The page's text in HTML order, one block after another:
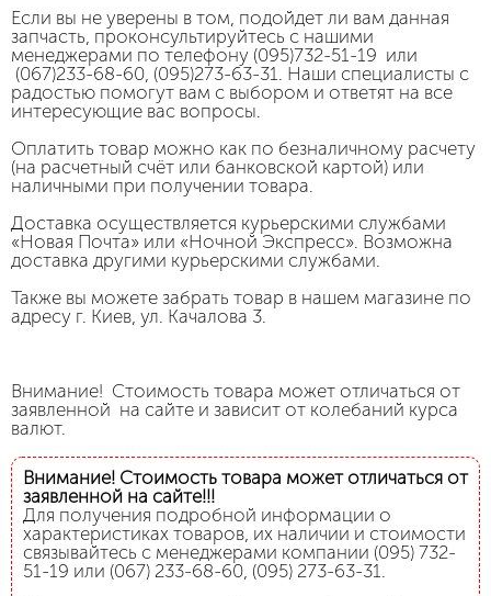
Если вы не уверены в том, подойдет ли вам данная
запчасть, проконсультируйтесь с нашими
менеджерами по телефону (095)732-51-19 или
(067)233-68-60, (095)273-63-31. Наши специалисты с
радостью помогут вам с выбором и ответят на все
интересующие вас вопросы.
Оплатить товар можно как по безналичному расчету
(на расчетный счёт или банковской картой) или
наличными при получении товара.
Доставка осуществляется курьерскими службами
«Новая Почта» или «Ночной Экспресс». Возможна
доставка другими курьерскими службами.
Также вы можете забрать товар в нашем магазине по
адресу г. Киев, ул. Качалова 3.
Внимание! Стоимость товара может отличаться от
заявленной на сайте и зависит от колебаний курса
валют.
Внимание! Стоимость товара может отличаться от
заявленной на сайте!!!
Для получения подробной информации о
характеристиках товаров, их наличии и стоимости
связывайтесь с менеджерами компании (095) 732-
51-19 или (067) 233-68-60, (095) 273-63-31.